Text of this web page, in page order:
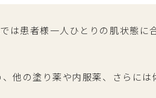
は患者様一人ひとりの肌状態に
他の塗り薬や内服薬、さらには